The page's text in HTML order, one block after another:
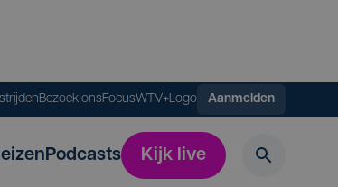
Bezoek onsFocusWTV+Logo Aanmelden
Podcasts Kijk live